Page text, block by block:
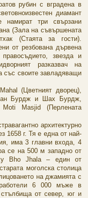
рубин с вградена в
диамант
намират три свързани
(Зала на съвършената
(Стаята за гости).
от резбована дървена
звезда и
разказвач на
със своите завладяващи
(Цветният дворец),
Бурдж и Шах Бурдж,
Moti Masjid (Перлената
архитектурно
1658 г. Тя е една от най-
има 3 главни входа, 4
се на 500 м западно от
Bho Jhala – един от
моголска столица
на джамията с
6 000 мъже в
от север, юг и